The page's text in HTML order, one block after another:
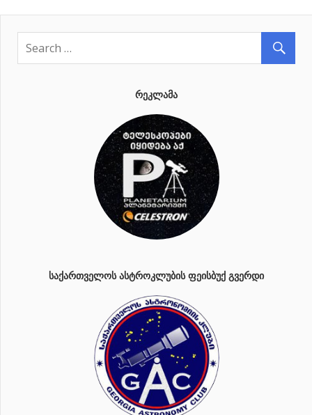
ᲠᲔᲙᲚᲐᲛᲐ
ᲡᲐᲥᲐᲠᲗᲕᲔᲚᲝᲡ ᲐᲡᲢᲠᲝᲙᲚᲣᲑᲘᲡ ᲤᲔᲘᲡᲑᲣᲥ ᲒᲕᲔᲠᲓᲘ